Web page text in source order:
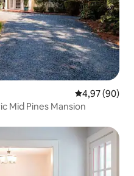
Gemiddelde
4,97 (90)
Mid Pines Mansion